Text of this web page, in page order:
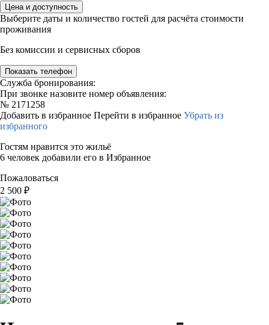
Цена и доступность
Выберите даты и количество гостей для расчёта стоимости
проживания
Без комиссии и сервисных сборов
Показать телефон
Служба бронирования:
При звонке назовите номер объявления:
№ 2171258
Добавить в избранное Перейти в избранное Убрать из
избранного
Гостям нравится это жильё
6 человек добавили его в Избранное
Пожаловаться
2 500 ₽